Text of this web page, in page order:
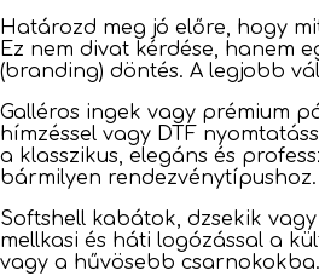
Határozd meg jó előre, hogy
Ez nem divat kérdése, hanem
(branding) döntés. A legjobb
Galléros ingek vagy prémium
hímzéssel vagy DTF
a klasszikus, elegáns és
bármilyen rendezvénytípushoz.
Softshell kabátok, dzsekik
mellkasi és háti logózással a
vagy a hűvösebb csarnokokba.